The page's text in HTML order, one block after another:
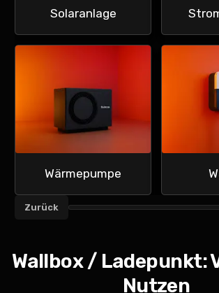
Solaranlage
Wärmepumpe
Zurück Fortschritt Angebot anfragen
Wallbox / Ladepunkt:
Nutzen